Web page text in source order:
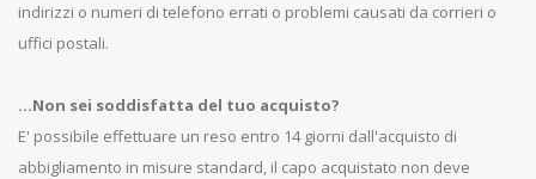
indirizzi o numeri di telefono errati o problemi causati da corrieri o
uffici postali.
...Non sei soddisfatta del tuo acquisto?
E' possibile effettuare un reso entro 14 giorni dall'acquisto di
abbigliamento in misure standard, il capo acquistato non deve